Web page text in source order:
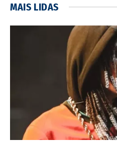
MAIS LIDAS